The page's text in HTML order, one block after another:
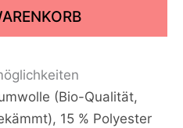
(Bio-Qualität,
15 % Polyester